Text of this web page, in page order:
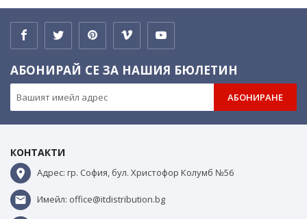
АБОНИРАЙ СЕ ЗА НАШИЯ БЮЛЕТИН
АБОНИРАНЕ
КОНТАКТИ
Адрес: гр. София, бул. Христофор Колумб №56
Имейл: office@itdistribution.bg